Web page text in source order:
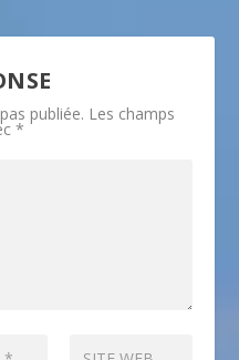
publiée. Les champs
*